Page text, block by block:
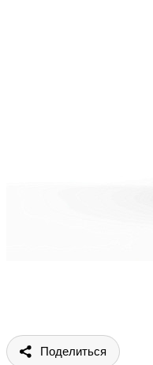
Поделиться